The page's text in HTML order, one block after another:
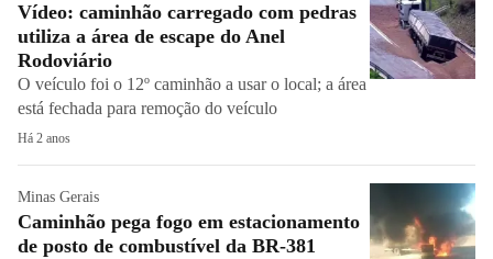
Vídeo: caminhão carregado com pedras
utiliza a área de escape do Anel
Rodoviário
O veículo foi o 12º caminhão a usar o local; a área
está fechada para remoção do veículo
Há 2 anos
Minas Gerais
Caminhão pega fogo em estacionamento
de posto de combustível da BR-381